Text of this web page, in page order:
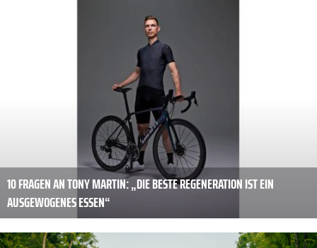
10 FRAGEN AN TONY MARTIN: „DIE BESTE REGENERATION IST EIN
AUSGEWOGENES ESSEN“